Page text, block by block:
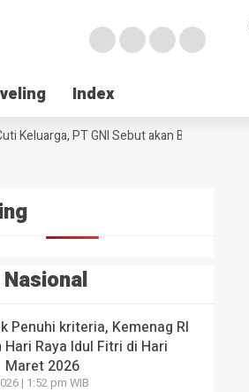
Index
Index
PT GNI Sebut akan Berlaku Januari
Jemput Peluang Besar
Penuhi kriteria, Kemenag RI
Raya Idul Fitri di Hari
Maret 2026
| 1:52 pm WIB